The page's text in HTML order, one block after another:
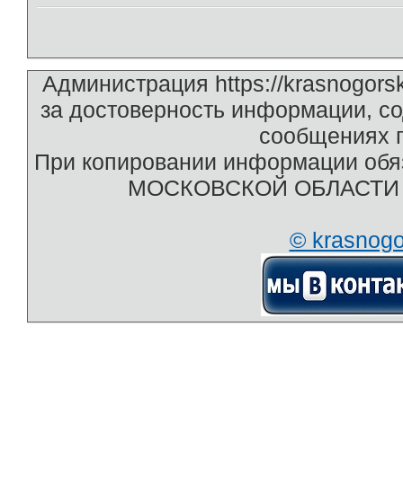
Администрация https://
за достоверность информации,
сообщениях
При копировании информации
МОСКОВСКОЙ ОБЛАСТИ
©